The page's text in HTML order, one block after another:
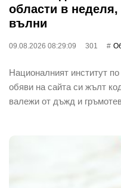
области в
вълни
09.08.2026 08:29:09 301
Националният институт
обяви на сайта си жълт
валежи от дъжд и